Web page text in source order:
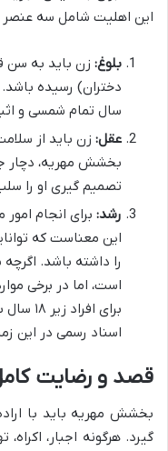
این اهلیت شامل سه
بلوغ:
سال تمام شمسی و
عقل: زن باید از
بخشش مهریه، دچار
تصمیم گیری او را
رشد: برای انجام
این معناست که
است، اما در برخی
برای
اسناد رسمی در این
قصد و رضایت
بخشش مهریه باید با
گیرد. هرگونه اجبار،